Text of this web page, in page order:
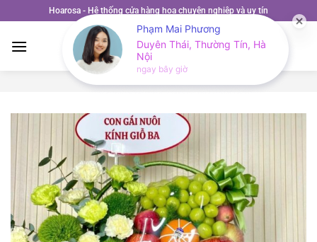
qua
nội
Hoarosa - Hệ thống cửa hàng hoa chuyên nghiệp và uy tín
Phạm Mai Phương
Duyên Thái, Thường Tín, Hà
Nội
ngay bây giờ